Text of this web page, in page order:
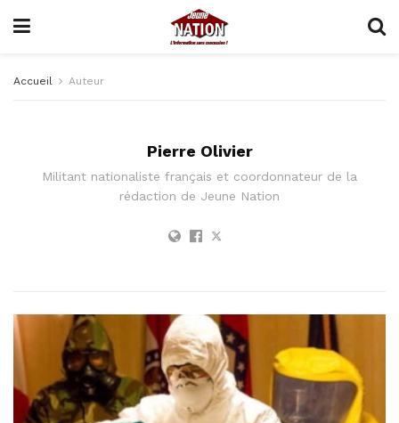
Accueil Auteur
Pierre Olivier
Militant nationaliste français et coordonnateur de la
rédaction de Jeune Nation